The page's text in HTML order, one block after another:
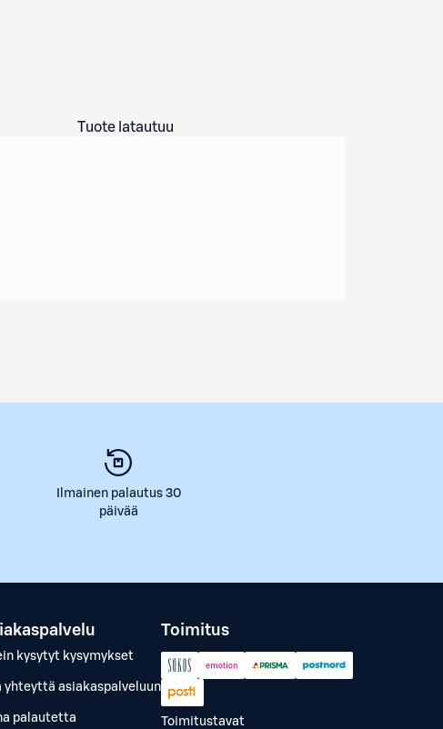
Tuote latautuu
Ilmainen palautus 30
päivää
kysytyt kysymykset
yhteyttä asiakaspalveluun
palautetta
Toimitus
Toimitustavat